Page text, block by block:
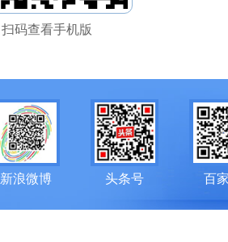
扫码查看手机版
新浪微博 头条号 百